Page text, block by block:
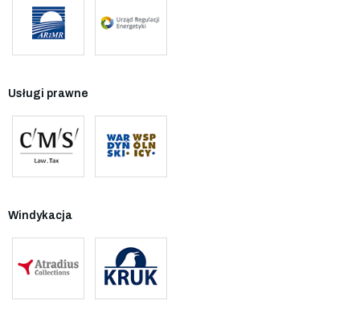
Usługi prawne
Windykacja